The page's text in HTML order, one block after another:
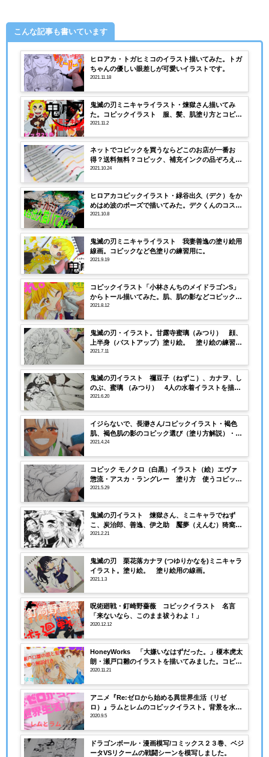
こんな記事も書いています
ヒロアカ・トガヒミコのイラスト描いてみた。トガ
ちゃんの優しい眼差しが可愛いイラストです。
2021.11.18
鬼滅の刃ミニキャライラスト・煉獄さん描いてみ
た。コピックイラスト 服、髪、肌塗り方とコピッ
クカラーリストの画像あり
2021.11.2
ネットでコピックを買うならどこのお店が一番お
得？送料無料？コピック、補充インクの品ぞろえ
は？
2021.10.24
ヒロアカコピックイラスト・緑谷出久（デク）をか
めはめ波のポーズで描いてみた。デクくんのコスチ
ュームなどコピック番号（色）を解説。
2021.10.8
鬼滅の刃ミニキャライラスト 我妻善逸の塗り絵用
線画。コピックなど色塗りの練習用に。
2021.9.19
コピックイラスト「小林さんちのメイドラゴンS」
からトール描いてみた。肌、肌の影などコピックの
塗り方、番号解説！
2021.8.12
鬼滅の刃・イラスト。甘露寺蜜璃（みつり） 顔、
上半身（バストアップ）塗り絵。 塗り絵の練習用
線画。
2021.7.11
鬼滅の刃イラスト 禰豆子（ねずこ）、カナヲ、し
のぶ、蜜璃 （みつり） 4人の水着イラストを描い
てみました。
2021.6.20
イジらないで、長瀞さん/コピックイラスト・褐色
肌、褐色肌の影のコピック選び（塗り方解説）・塗
り絵用の線画あり
2021.4.24
コピック モノクロ（白黒）イラスト（絵）エヴァ
惣流・アスカ・ラングレー 塗り方 使うコピック
の番号（種類）
2021.5.29
鬼滅の刃イラスト 煉獄さん、ミニキャラでねず
こ、炭治郎、善逸、伊之助 魘夢（えんむ）猗窩座
(あかざ)を描いてみました。
2021.2.21
鬼滅の刃 栗花落カナヲ (つゆりかなを)ミニキャラ
イラスト。塗り絵。 塗り絵用の線画。
2021.1.3
呪術廻戦・釘崎野薔薇 コピックイラスト 名言
「来ないなら、このまま祓うわよ！」
2020.12.12
HoneyWorks 「大嫌いなはずだった。」榎本虎太
朗・瀬戸口雛のイラストを描いてみました。コピッ
クで肌、髪の塗り方解説。動画あり
2020.11.21
アニメ『Re:ゼロから始める異世界生活（リゼ
ロ）』ラムとレムのコピックイラスト。背景を水彩
絵具で。動画あり
2020.9.5
ドラゴンボール・漫画模写/コミックス２３巻、ベジ
ータVSリクームの戦闘シーンを模写しました。